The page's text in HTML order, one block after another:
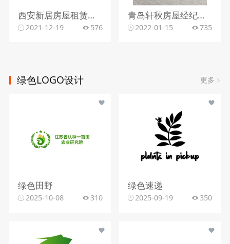
西安新居房屋租赁有限公司
2021-12-19 576
青岛轩秋房屋经纪有限公司
2022-01-15 735
绿色LOGO设计 更多
绿色田野
2025-10-08 310
绿色速递
2025-09-19 350